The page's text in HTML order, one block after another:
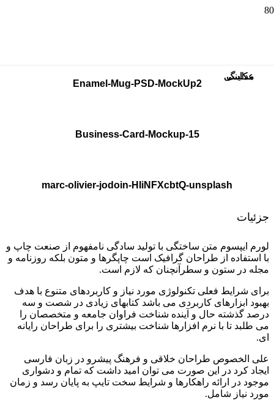
Enamel-Mug-PSD-MockUp2
Business-Card-Mockup-15
marc-olivier-jodoin-HIiNFXcbtQ-unsplash
جزئیات
لورم ایپسوم متن ساختگی با تولید سادگی نامفهوم از صنعت چاپ و
با استفاده از طراحان گرافیک است چاپگرها و متون بلکه روزنامه و
مجله در ستون و سطرآنچنان که لازم است.
برای شرایط فعلی تکنولوژی مورد نیاز و کاربردهای متنوع با هدف
بهبود ابزارهای کاربردی می باشد کتابهای زیادی در شصت و سه
درصد گذشته حال و آینده شناخت فراوان جامعه و متخصصان را
می طلبد تا با نرم افزارها شناخت بیشتری را برای طراحان رایانه
ای.
علی الخصوص طراحان خلاقی و فرهنگ پیشرو در زبان فارسی
ایجاد کرد در این صورت می توان امید داشت که تمام و دشواری
موجود در ارائه راهکارها و شرایط سخت تایپ به پایان رسد و زمان
مورد نیاز شامل.
عکاسی
مدلینگ
عکاسی
مدلینگ